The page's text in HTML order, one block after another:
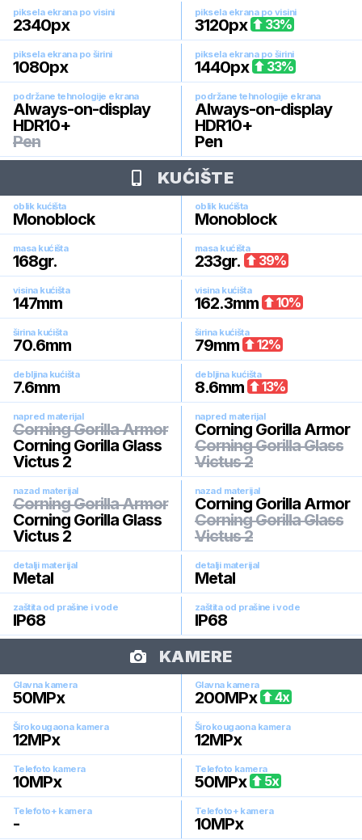
piksela ekrana po visini
2340px
piksela ekrana po visini
3120px 33%
piksela ekrana po širini
1080px
piksela ekrana po širini
1440px 33%
podržane tehnologije ekrana
Always-on-display
HDR10+
Pen
podržane tehnologije ekrana
Always-on-display
HDR10+
Pen
KUĆIŠTE
oblik kućišta
Monoblock
oblik kućišta
Monoblock
masa kućišta
168gr.
masa kućišta
233gr. 39%
visina kućišta
147mm
visina kućišta
162.3mm 10%
širina kućišta
70.6mm
širina kućišta
79mm 12%
debljina kućišta
7.6mm
debljina kućišta
8.6mm 13%
napred materijal
Corning Gorilla Armor
Corning Gorilla Glass
Victus 2
napred materijal
Corning Gorilla Armor
Corning Gorilla Glass
Victus 2
nazad materijal
Corning Gorilla Armor
Corning Gorilla Glass
Victus 2
nazad materijal
Corning Gorilla Armor
Corning Gorilla Glass
Victus 2
detalji materijal
Metal
detalji materijal
Metal
zaštita od prašine i vode
IP68
zaštita od prašine i vode
IP68
KAMERE
Glavna kamera
50MPx
Glavna kamera
200MPx 4x
Širokougaona kamera
12MPx
Širokougaona kamera
12MPx
Telefoto kamera
10MPx
Telefoto kamera
50MPx 5x
Telefoto+ kamera
-
Telefoto+ kamera
10MPx